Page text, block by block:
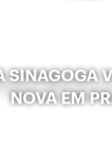
SINAGOGA
NOVA EM